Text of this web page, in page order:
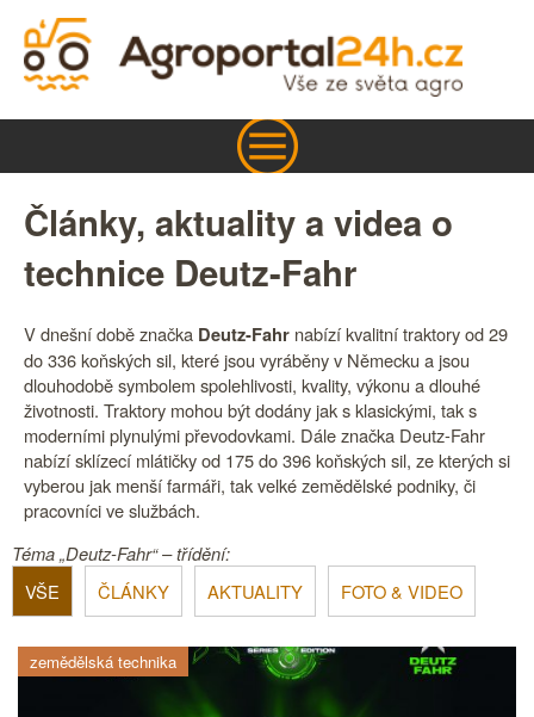
Články, aktuality a videa o
technice Deutz-Fahr
V dnešní době značka Deutz-Fahr nabízí kvalitní traktory od 29
do 336 koňských sil, které jsou vyráběny v Německu a jsou
dlouhodobě symbolem spolehlivosti, kvality, výkonu a dlouhé
životnosti. Traktory mohou být dodány jak s klasickými, tak s
moderními plynulými převodovkami. Dále značka Deutz-Fahr
nabízí sklízecí mlátičky od 175 do 396 koňských sil, ze kterých si
vyberou jak menší farmáři, tak velké zemědělské podniky, či
pracovníci ve službách.
Téma „Deutz-Fahr“ – třídění:
VŠE
ČLÁNKY AKTUALITY FOTO & VIDEO
zemědělská technika